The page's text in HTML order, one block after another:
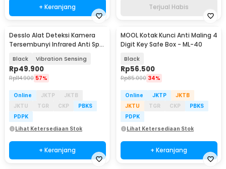
+ Keranjang Terjual Habis
Desslo Alat Deteksi Kamera
Tersembunyi Infrared Anti Spy
Black Vibration Sensing
Rp49.900
Rp114.900 57%
Online JKTP
JKTB
JKTU
TGR CKP
PBKS
PDPK
Lihat Ketersediaan Stok
+ Keranjang
MOOL Kotak Kunci Anti Maling 4
Digit Key Safe Box - ML-40
Black
Rp56.500
Rp85.000 34%
Online JKTP
JKTB
JKTU
TGR CKP
PBKS
PDPK
Lihat Ketersediaan Stok
+ Keranjang